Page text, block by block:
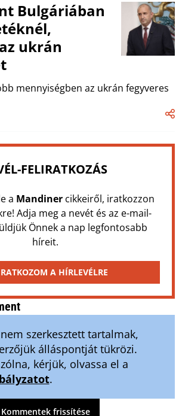
Bulgáriában
ukrán
mennyiségben az ukrán fegyveres
FELIRATKOZÁS
a Mandinercikkeiről, iratkozzon
Adja meg a nevét és az e-mail-
Önnek a nap legfontosabb
híreit.
A HÍRLEVÉLRE
szerkesztett tartalmak,
álláspontját tükrözi.
kérjük, olvassa el a
.
Kommentek frissítése